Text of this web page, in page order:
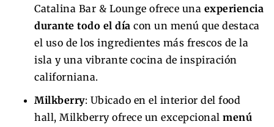
Catalina Bar & Lounge ofrece una experiencia
durante todo el día con un menú que destaca
el uso de los ingredientes más frescos de la
isla y una vibrante cocina de inspiración
californiana.
Milkberry: Ubicado en el interior del food
hall, Milkberry ofrece un excepcional menú